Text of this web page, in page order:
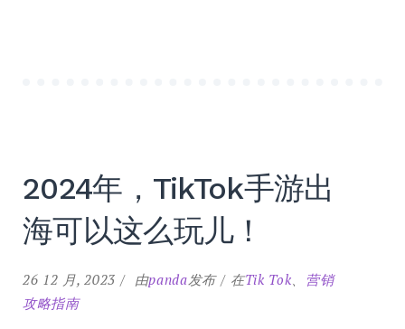
2024年，TikTok手游出
海可以这么玩儿！
26 12 月, 2023 由panda发布 在Tik Tok
营销
攻略指南